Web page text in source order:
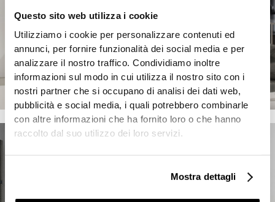
Questo sito web utilizza i cookie
Utilizziamo i cookie per personalizzare contenuti ed
annunci, per fornire funzionalità dei social media e per
analizzare il nostro traffico. Condividiamo inoltre
informazioni sul modo in cui utilizza il nostro sito con i
nostri partner che si occupano di analisi dei dati web,
pubblicità e social media, i quali potrebbero combinarle
con altre informazioni che ha fornito loro o che hanno
raccolto dal suo utilizzo dei loro servizi.
Mostra dettagli